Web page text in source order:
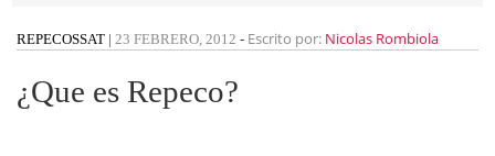
REPECOSSAT | 23 FEBRERO, 2012 - Escrito por: Nicolas Rombiola
¿Que es Repeco?